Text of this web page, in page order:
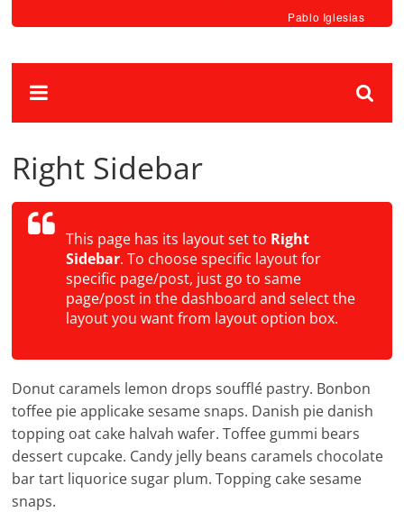
Pablo Iglesias
Right Sidebar
This page has its layout set to Right
Sidebar. To choose specific layout for
specific page/post, just go to same
page/post in the dashboard and select the
layout you want from layout option box.
Donut caramels lemon drops soufflé pastry. Bonbon
toffee pie applicake sesame snaps. Danish pie danish
topping oat cake halvah wafer. Toffee gummi bears
dessert cupcake. Candy jelly beans caramels chocolate
bar tart liquorice sugar plum. Topping cake sesame
snaps.